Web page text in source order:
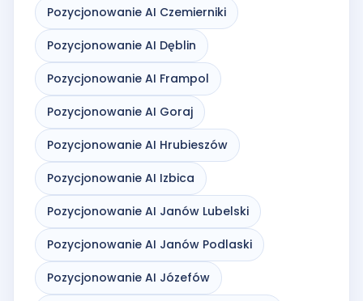
Pozycjonowanie AI Czemierniki
Pozycjonowanie AI Dęblin
Pozycjonowanie AI Frampol
Pozycjonowanie AI Goraj
Pozycjonowanie AI Hrubieszów
Pozycjonowanie AI Izbica
Pozycjonowanie AI Janów Lubelski
Pozycjonowanie AI Janów Podlaski
Pozycjonowanie AI Józefów